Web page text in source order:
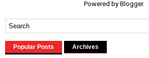
Powered by Blogger.
Popular Posts Archives